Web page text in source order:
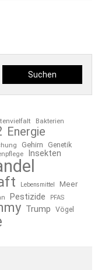
Suchen
Bakterien
Energie
Gehirn Genetik
Insekten
Lebensmittel
Meer
Pestizide PFAS
Trump
Vögel